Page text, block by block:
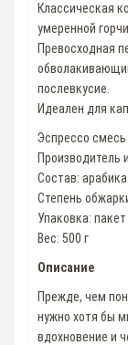
Классическая
умеренной
Превосходная
послевкусие.
Идеален для
Эспрессо смесь
Производитель
Состав: арабика
Степень
Упаковка:
Вес: 500 г
Описание
Прежде, чем
нужно хотя бы
вдохновение и